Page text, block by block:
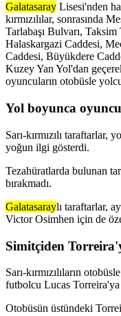
Galatasaray Lisesi'nden
kırmızılılar, sonrasında
Tarlabaşı Bulvarı,
Halaskargazi Caddesi,
Caddesi, Büyükdere
Kuzey Yan Yol'dan
oyuncuların otobüsle
Yol boyunca
Sarı-kırmızılı taraftarlar,
yoğun ilgi gösterdi.
Tezahüratlarda bulunan
bırakmadı.
Galatasaraylı taraftarlar,
Victor Osimhen için de
Simitçiden
Sarı-kırmızılıların
futbolcu Lucas Torreira'ya
Otobüsün üstündeki